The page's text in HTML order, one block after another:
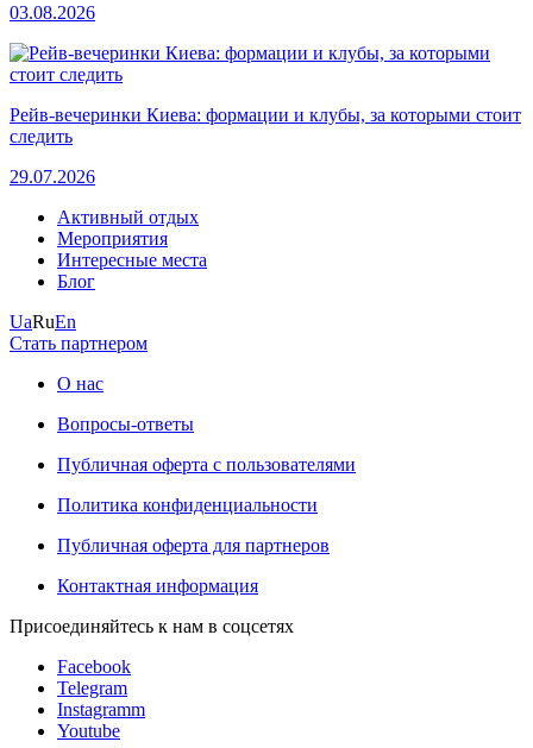
03.08.2026
Рейв-вечеринки Киева: формации и клубы, за которыми стоит
следить
29.07.2026
Активный отдых
Мероприятия
Интересные места
Блог
UaRuEn
Стать партнером
О нас
Вопросы-ответы
Публичная оферта с пользователями
Политика конфиденциальности
Публичная оферта для партнеров
Контактная информация
Присоединяйтесь к нам в соцсетях
Facebook
Telegram
Instagramm
Youtube